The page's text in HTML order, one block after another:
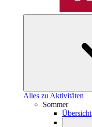
Alles zu Aktivitäten
Sommer
Übersicht